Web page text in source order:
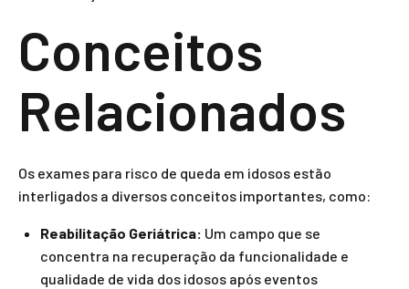
Conceitos
Relacionados
Os exames para risco de queda em idosos estão
interligados a diversos conceitos importantes, como:
Reabilitação Geriátrica: Um campo que se
concentra na recuperação da funcionalidade e
qualidade de vida dos idosos após eventos